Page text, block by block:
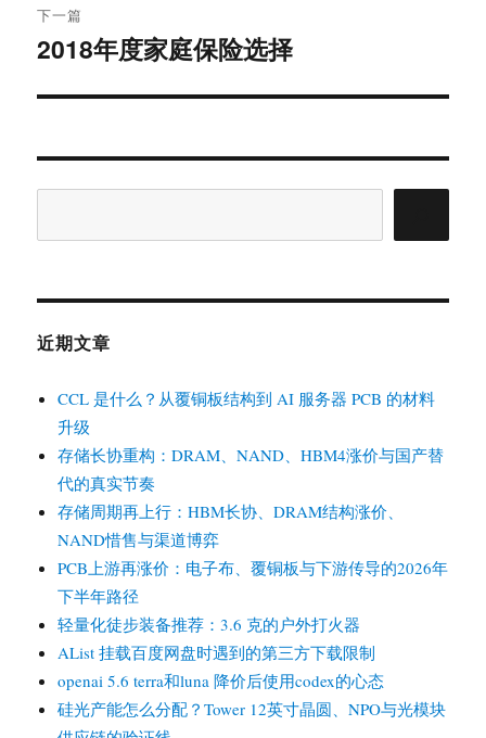
章：
下一篇
下
文
2018年度家庭保险选择
近期文章
CCL 是什么？从覆铜板结构到 AI 服务器 PCB 的材料
升级
存储长协重构：DRAM、NAND、HBM4涨价与国产替
代的真实节奏
存储周期再上行：HBM长协、DRAM结构涨价、
NAND惜售与渠道博弈
PCB上游再涨价：电子布、覆铜板与下游传导的2026年
下半年路径
轻量化徒步装备推荐：3.6 克的户外打火器
AList 挂载百度网盘时遇到的第三方下载限制
openai 5.6 terra和luna 降价后使用codex的心态
硅光产能怎么分配？Tower 12英寸晶圆、NPO与光模块